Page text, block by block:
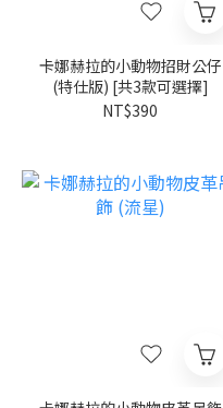
卡娜赫拉的小動物招財公仔
(特仕版) [共3款可選擇]
NT$390